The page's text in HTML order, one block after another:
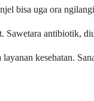
bisa uga ora
antibiotik,
kesehatan.